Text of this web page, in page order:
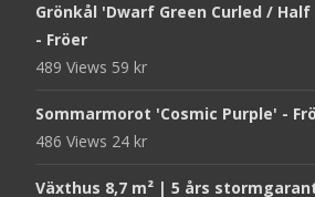
Grönkål 'Dwarf Green Curled /
- Fröer
489 Views 59 kr
Sommarmorot 'Cosmic Purple' -
486 Views 24 kr
Växthus 8,7 m² | 5 års